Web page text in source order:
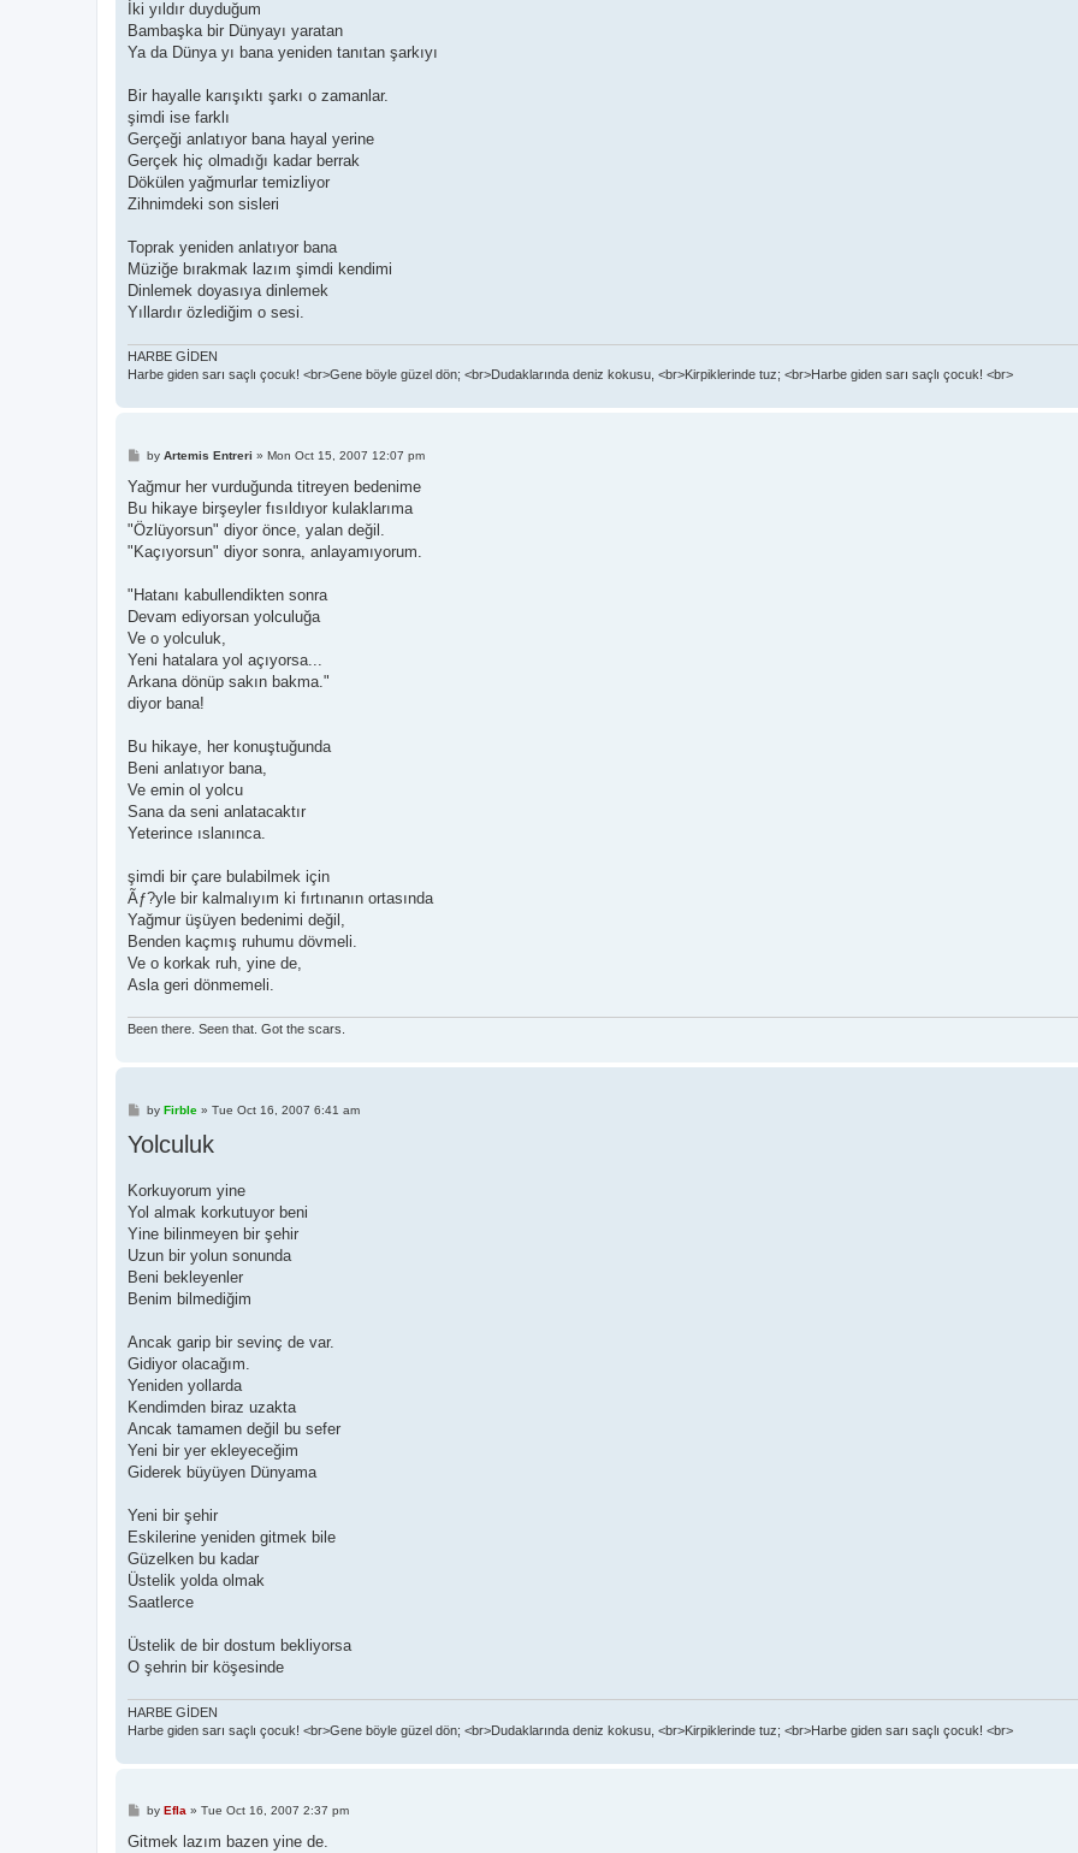
İki yıldır duyduğum
Bambaşka bir Dünyayı yaratan
Ya da Dünya yı bana yeniden tanıtan şarkıyı
Bir hayalle karışıktı şarkı o zamanlar.
şimdi ise farklı
Gerçeği anlatıyor bana hayal yerine
Gerçek hiç olmadığı kadar berrak
Dökülen yağmurlar temizliyor
Zihnimdeki son sisleri
Toprak yeniden anlatıyor bana
Müziğe bırakmak lazım şimdi kendimi
Dinlemek doyasıya dinlemek
Yıllardır özlediğim o sesi.
HARBE GİDEN
Harbe giden sarı saçlı çocuk! <br>Gene böyle güzel dön; <br>Dudaklarında deniz kokusu, <br>Kirpiklerinde tuz; <br>Harbe giden sarı saçlı çocuk! <br>
P
s
by Artemis Entreri » Mon Oct 15, 2007 12:07 pm
Yağmur her vurduğunda titreyen bedenime
Bu hikaye birşeyler fısıldıyor kulaklarıma
"Özlüyorsun" diyor önce, yalan değil.
"Kaçıyorsun" diyor sonra, anlayamıyorum.
"Hatanı kabullendikten sonra
Devam ediyorsan yolculuğa
Ve o yolculuk,
Yeni hatalara yol açıyorsa...
Arkana dönüp sakın bakma."
diyor bana!
Bu hikaye, her konuştuğunda
Beni anlatıyor bana,
Ve emin ol yolcu
Sana da seni anlatacaktır
Yeterince ıslanınca.
şimdi bir çare bulabilmek için
Ãƒ?yle bir kalmalıyım ki fırtınanın ortasında
Yağmur üşüyen bedenimi değil,
Benden kaçmış ruhumu dövmeli.
Ve o korkak ruh, yine de,
Asla geri dönmemeli.
Been there. Seen that. Got the scars.
P
s
t
by Firble» Tue Oct 16, 2007 6:41 am
Yolculuk
Korkuyorum yine
Yol almak korkutuyor beni
Yine bilinmeyen bir şehir
Uzun bir yolun sonunda
Beni bekleyenler
Benim bilmediğim
Ancak garip bir sevinç de var.
Gidiyor olacağım.
Yeniden yollarda
Kendimden biraz uzakta
Ancak tamamen değil bu sefer
Yeni bir yer ekleyeceğim
Giderek büyüyen Dünyama
Yeni bir şehir
Eskilerine yeniden gitmek bile
Güzelken bu kadar
Üstelik yolda olmak
Saatlerce
Üstelik de bir dostum bekliyorsa
O şehrin bir köşesinde
HARBE GİDEN
Harbe giden sarı saçlı çocuk! <br>Gene böyle güzel dön; <br>Dudaklarında deniz kokusu, <br>Kirpiklerinde tuz; <br>Harbe giden sarı saçlı çocuk! <br>
P
s
by Efla » Tue Oct 16, 2007 2:37 pm
Gitmek lazım bazen yine de.